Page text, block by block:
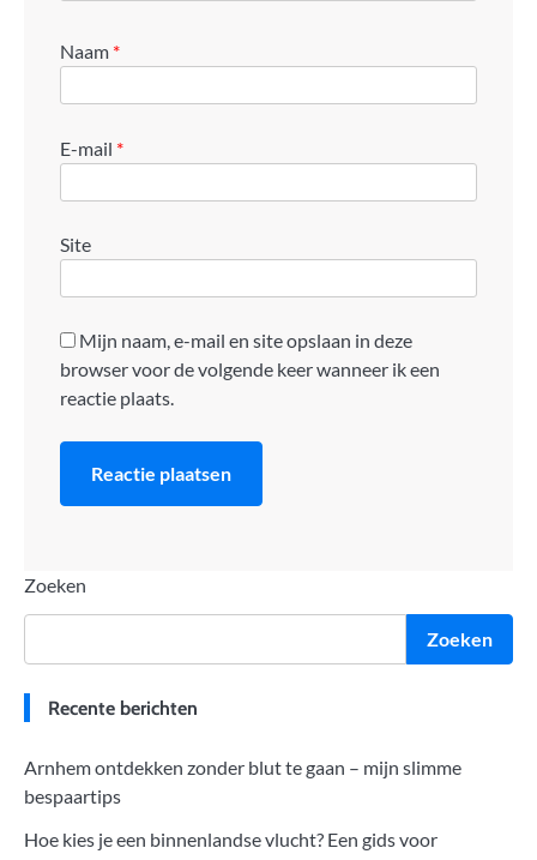
Naam *
E-mail *
Site
Mijn naam, e-mail en site opslaan in deze
browser voor de volgende keer wanneer ik een
reactie plaats.
Zoeken
Zoeken
Recente berichten
Arnhem ontdekken zonder blut te gaan – mijn slimme
bespaartips
Hoe kies je een binnenlandse vlucht? Een gids voor